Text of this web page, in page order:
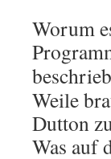
Worum
Weile
Dutton
Was auf